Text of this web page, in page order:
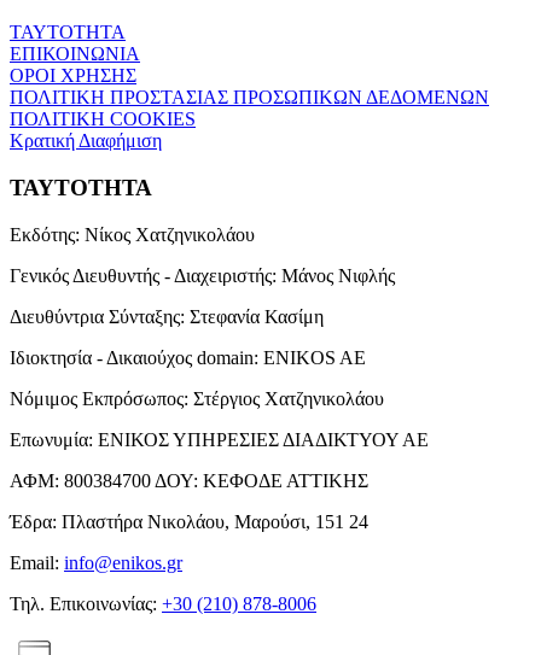
ΤΑΥΤΟΤΗΤΑ
ΕΠΙΚΟΙΝΩΝΙΑ
ΟΡΟΙ ΧΡΗΣΗΣ
ΠΟΛΙΤΙΚΗ ΠΡΟΣΤΑΣΙΑΣ ΠΡΟΣΩΠΙΚΩΝ ΔΕΔΟΜΕΝΩΝ
ΠΟΛΙΤΙΚΗ COOKIES
Κρατική Διαφήμιση
ΤΑΥΤΟΤΗΤΑ
Εκδότης: Νίκος Χατζηνικολάου
Γενικός Διευθυντής - Διαχειριστής: Μάνος Νιφλής
Διευθύντρια Σύνταξης: Στεφανία Κασίμη
Ιδιοκτησία - Δικαιούχος domain: ENIKOS AE
Νόμιμος Εκπρόσωπος: Στέργιος Χατζηνικολάου
Επωνυμία: ΕΝΙΚΟΣ ΥΠΗΡΕΣΙΕΣ ΔΙΑΔΙΚΤΥΟΥ ΑΕ
ΑΦΜ: 800384700 ΔΟΥ: ΚΕΦΟΔΕ ΑΤΤΙΚΗΣ
Έδρα: Πλαστήρα Νικολάου, Μαρούσι, 151 24
Email: info@enikos.gr
Τηλ. Επικοινωνίας: +30 (210) 878-8006